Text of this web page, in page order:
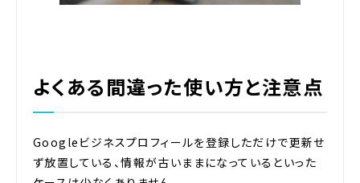
よくある間違った使い方と注意点
Googleビジネスプロフィールを登録しただけで更新せ
ず放置している、情報が古いままになっているといった